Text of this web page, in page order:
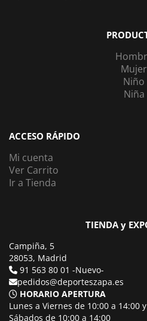
Mujer
Niño
Niña
ACCESO RÁPIDO
Mi cuenta
Ver Carrito
Ir a Tienda
TIENDA y
Campiña, 5
28053, Madrid
91 563 80 01 -Nuevo-
pedidos@deporteszapa.es
HORARIO APERTURA
Lunes a Viernes de 10:00 a 14:00
Sábados de 10:00 a 14:00